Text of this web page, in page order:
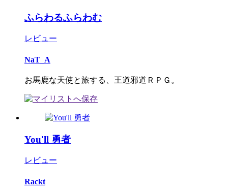
ふらわるふらわむ
レビュー
NaT_A
お馬鹿な天使と旅する、王道邪道ＲＰＧ。
You'll 勇者
レビュー
Rackt